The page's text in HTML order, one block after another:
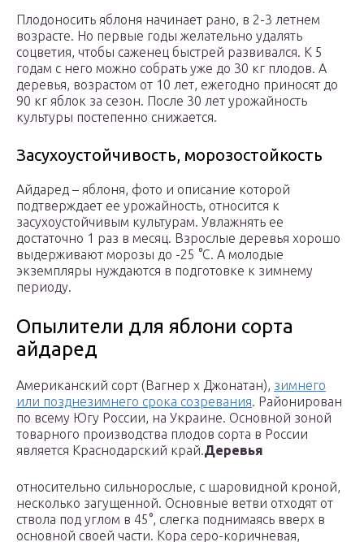
Плодоносить яблоня начинает рано, в 2-3 летнем
возрасте. Но первые годы желательно удалять
соцветия, чтобы саженец быстрей развивался. К 5
годам с него можно собрать уже до 30 кг плодов. А
деревья, возрастом от 10 лет, ежегодно приносят до
90 кг яблок за сезон. После 30 лет урожайность
культуры постепенно снижается.
Засухоустойчивость, морозостойкость
Айдаред – яблоня, фото и описание которой
подтверждает ее урожайность, относится к
засухоустойчивым культурам. Увлажнять ее
достаточно 1 раз в месяц. Взрослые деревья хорошо
выдерживают морозы до -25 °C. А молодые
экземпляры нуждаются в подготовке к зимнему
периоду.
Опылители для яблони сорта
айдаред
Американский сорт (Вагнер х Джонатан), зимнего
или позднезимнего срока созревания. Районирован
по всему Югу России, на Украине. Основной зоной
товарного производства плодов сорта в России
является Краснодарский край.Деревья
относительно сильнорослые, с шаровидной кроной,
несколько загущенной. Основные ветви отходят от
ствола под углом в 45°, слегка поднимаясь вверх в
основной своей части. Кора серо-коричневая,